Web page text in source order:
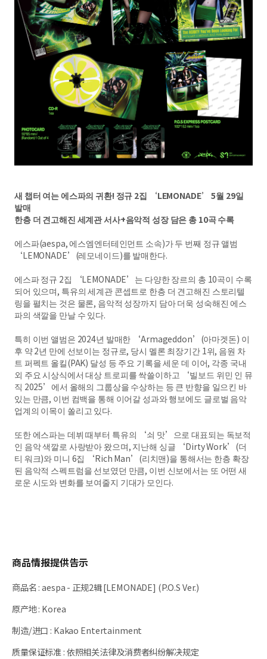
새 챕터 여는 에스파의 귀환! 정규 2집 ‘LEMONADE’ 5월 29일
발매
한층 더 견고해진 세계관 서사+음악적 성장 담은 총 10곡 수록
에스파(aespa, 에스엠엔터테인먼트 소속)가 두 번째 정규 앨범
‘LEMONADE’(레모네이드)를 발매한다.
에스파 정규 2집 ‘LEMONADE’는 다양한 장르의 총 10곡이 수록
되어 있으며, 특유의 세계관 콘셉트로 한층 더 견고해진 스토리텔
링을 펼치는 것은 물론, 음악적 성장까지 담아 더욱 성숙해진 에스
파의 색깔을 만날 수 있다.
특히 이번 앨범은 2024년 발매한 ‘Armageddon’(아마겟돈) 이
후 약 2년 만에 선보이는 정규로, 당시 멜론 최장기간 1위, 음원 차
트 퍼펙트 올킬(PAK) 달성 등 주요 기록을 세운 데 이어, 각종 국내
외 주요 시상식에서 대상 트로피를 싹쓸이하고 ‘빌보드 위민 인 뮤
직 2025’에서 올해의 그룹상을 수상하는 등 큰 반향을 일으킨 바
있는 만큼, 이번 컴백을 통해 이어갈 성과와 행보에도 글로벌 음악
업계의 이목이 쏠리고 있다.
또한 에스파는 데뷔 때부터 특유의 ‘쇠 맛’으로 대표되는 독보적
인 음악 색깔로 사랑받아 왔으며, 지난해 싱글 ‘Dirty Work’(더
티 워크)와 미니 6집 ‘Rich Man’(리치맨)을 통해서는 한층 확장
된 음악적 스펙트럼을 선보였던 만큼, 이번 신보에서는 또 어떤 새
로운 시도와 변화를 보여줄지 기대가 모인다.
商品情报提供告示
商品名:aespa - 正规2辑 [LEMONADE] (P.O.S Ver.)
原产地: Korea
制造/进口 : Kakao Entertainment
质量保证标准 :依照相关法律及消费者纠纷解决规定